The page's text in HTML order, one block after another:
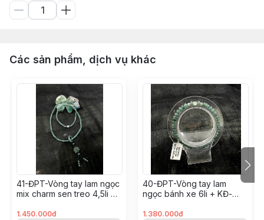
Các sản phẩm, dịch vụ khác
41-ĐPT-Vòng tay lam ngọc
mix charm sen treo 4,5li +
1.450.000đ
40-ĐPT-Vòng tay lam
ngọc bánh xe 6li + KĐ-
1.380.000đ